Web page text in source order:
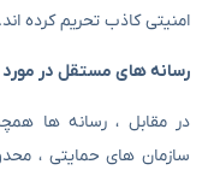
امنیتی کاذب تحریم کرده اند.
رسانه های مستقل در مورد
در مقابل ، رسانه ها
سازمان های حمایتی ،